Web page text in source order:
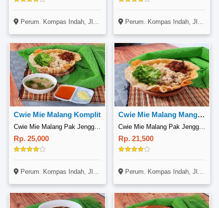
Perum. Kompas Indah, Jl. Alamanda Raya B3 No. 8, Tambun Selatan, Bekasi Perum. Kompas Indah, Jl. Alamanda Raya B3 No. 8, Tambun Selatan, Bekasi
Cwie Mie Malang Komplit
Cwie Mie Malang Pak Jenggot, Tambun Selatan
Rp. 25,000
Perum. Kompas Indah, Jl. Alamanda Raya B3 No. 8, Tambun Selatan, Bekasi
Cwie Mie Malang Mangkok Pangsit
Cwie Mie Malang Pak Jenggot, Tambun Selatan
Rp. 21,500
Perum. Kompas Indah, Jl. Alamanda Raya B3 No. 8, Tambun Selatan, Bekasi